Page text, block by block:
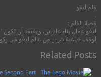
فلم ليقو
قصة الفلم :
ليغو عمال بناء عاديين، ويعتقد أن تكون
لوقف طاغية شرير من عالم ليغو في ركود
Related Posts
Second Part